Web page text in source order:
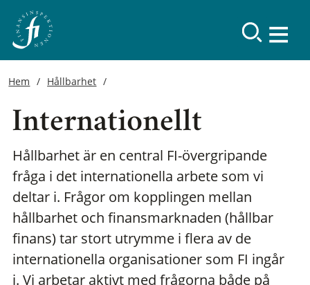
Hem Hållbarhet
Internationellt
Hållbarhet är en central FI-övergripande
fråga i det internationella arbete som vi
deltar i. Frågor om kopplingen mellan
hållbarhet och finansmarknaden (hållbar
finans) tar stort utrymme i flera av de
internationella organisationer som FI ingår
i. Vi arbetar aktivt med frågorna både på